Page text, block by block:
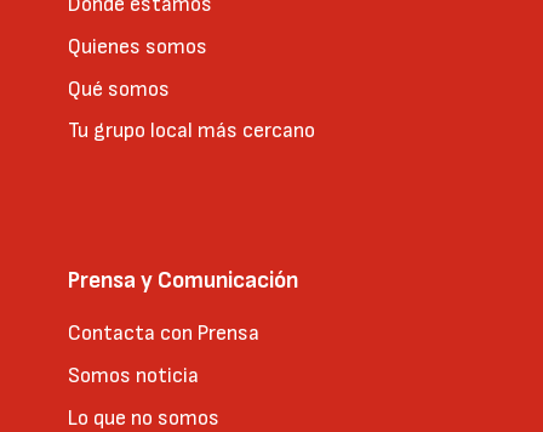
Quienes somos
Qué somos
Tu grupo local más cercano
Prensa y Comunicación
Contacta con Prensa
Somos noticia
Lo que no somos